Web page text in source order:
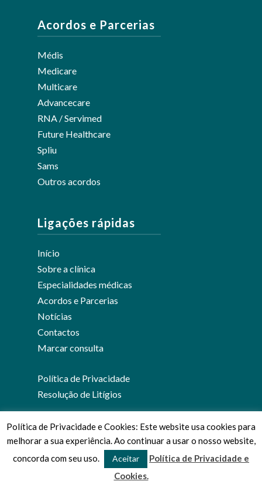
Acordos e Parcerias
Médis
Medicare
Multicare
Advancecare
RNA / Servimed
Future Healthcare
Spliu
Sams
Outros acordos
Ligações rápidas
Início
Sobre a clínica
Especialidades médicas
Acordos e Parcerias
Notícias
Contactos
Marcar consulta
Política de Privacidade
Resolução de Litígios
© 2026 Clínica Médica José Viana.
Política de Privacidade e Cookies: Este website usa cookies para
melhorar a sua experiência. Ao continuar a usar o nosso website,
concorda com seu uso.
Aceitar
Política de Privacidade e
Cookies.